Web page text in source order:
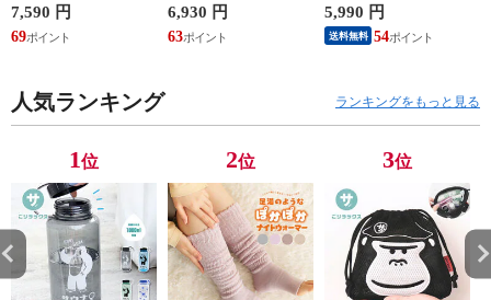
鞄 機内持ち込み 夏
スラッシャー
THRASHER r1929
7,590 円
69
シューズ 黒 トパー
ズ モア 靴 カジュア
ルシューズ 外反母趾
TOPAZ 1410
6,930 円
63
ジャケット 遮熱 作
業服 作業着 上着 ア
タックベース KF100
5,990 円
送料無料 54
人気ランキング ランキングをもっと見る
1位 2位 3位